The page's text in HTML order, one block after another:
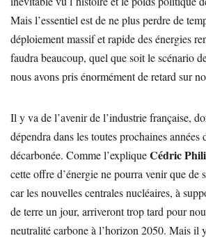
Mais l’essentiel est de ne plus perdre de
déploiement massif et rapide des énergies
faudra beaucoup, quel que soit le scénario
nous avons pris énormément de retard sur
Il y va de l’avenir de l’industrie française,
dépendra dans les toutes prochaines années
décarbonée. Comme l’expliqueCédric
cette offre d’énergie ne pourra venir que de
car les nouvelles centrales nucléaires, à
de terre un jour, arriveront trop tard pour
neutralité carbone à l’horizon 2050. Mais il